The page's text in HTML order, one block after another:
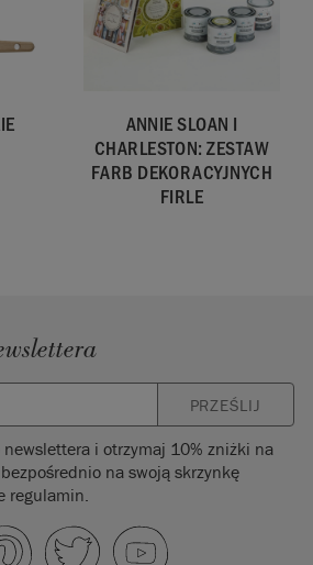
ANNIE SLOAN I
CHARLESTON: ZESTAW
FARB DEKORACYJNYCH
FIRLE
PRZEŚLIJ
newslettera i otrzymaj 10% zniżki na
na swoją skrzynkę
regulamin.